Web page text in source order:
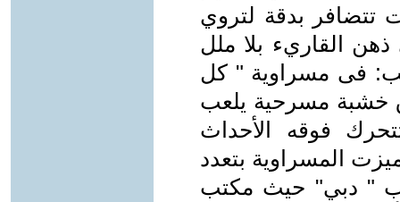
تتضافر بدقة لتروي
القاريء بلا ملل
فى مسراوية " كل
خشبة مسرحية يلعب
فوقه الأحداث
المسراوية بتعدد
" دبي" حيث مكتب